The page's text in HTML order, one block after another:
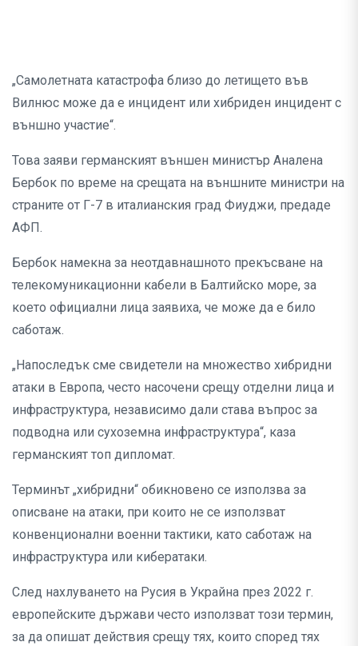
„Самолетната катастрофа близо до летището във
Вилнюс може да е инцидент или хибриден инцидент с
външно участие“.
Това заяви германският външен министър Аналена
Бербок по време на срещата на външните министри на
страните от Г-7 в италианския град Фиуджи, предаде
АФП.
Бербок намекна за неотдавнашното прекъсване на
телекомуникационни кабели в Балтийско море, за
което официални лица заявиха, че може да е било
саботаж.
„Напоследък сме свидетели на множество хибридни
атаки в Европа, често насочени срещу отделни лица и
инфраструктура, независимо дали става въпрос за
подводна или сухоземна инфраструктура“, каза
германският топ дипломат.
Терминът „хибридни“ обикновено се използва за
описване на атаки, при които не се използват
конвенционални военни тактики, като саботаж на
инфраструктура или кибератаки.
След нахлуването на Русия в Украйна през 2022 г.
европейските държави често използват този термин,
за да опишат действия срещу тях, които според тях